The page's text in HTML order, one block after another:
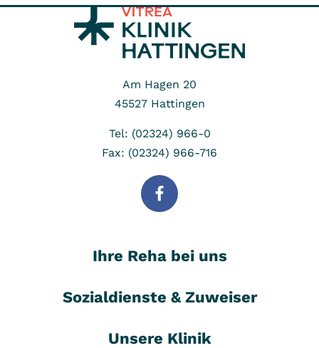
Am Hagen 20
45527 Hattingen
Tel: (02324) 966-0
Fax: (02324) 966-716
Ihre Reha bei uns
Sozialdienste & Zuweiser
Unsere Klinik